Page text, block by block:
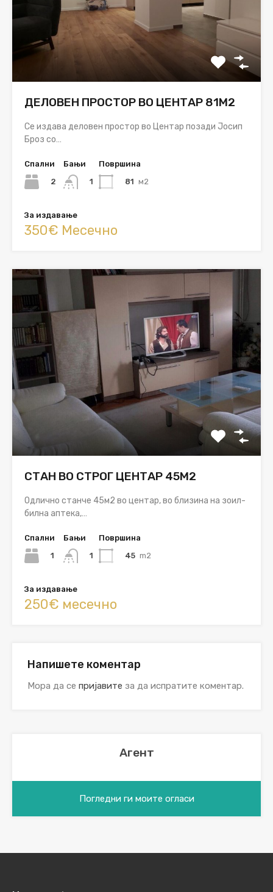
ДЕЛОВЕН ПРОСТОР ВО ЦЕНТАР 81М2
Се издава деловен простор во Центар позади Јосип
Броз со…
Спални
2
Бањи
1
Површина
81 м2
За издавање
350€ Месечно
СТАН ВО СТРОГ ЦЕНТАР 45М2
Одлично станче 45м2 во центар, во близина на зоил-
билна аптека,…
Спални
1
Бањи
1
Површина
45 m2
За издавање
250€ месечно
Напишете коментар
Мора да се пријавите за да испратите коментар.
Агент
Погледни ги моите огласи